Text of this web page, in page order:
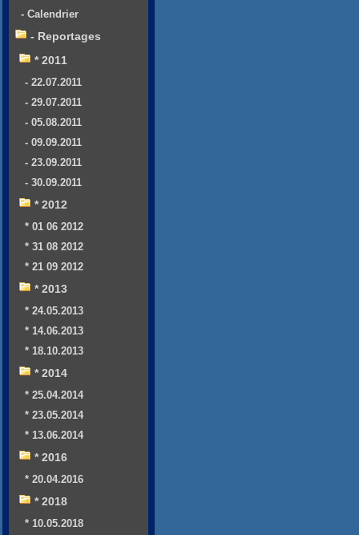
- Calendrier
- Reportages
* 2011
- 22.07.2011
- 29.07.2011
- 05.08.2011
- 09.09.2011
- 23.09.2011
- 30.09.2011
* 2012
* 01 06 2012
* 31 08 2012
* 21 09 2012
* 2013
* 24.05.2013
* 14.06.2013
* 18.10.2013
* 2014
* 25.04.2014
* 23.05.2014
* 13.06.2014
* 2016
* 20.04.2016
* 2018
* 10.05.2018